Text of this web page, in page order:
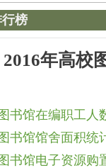
榜
2016年高校
书馆在编职工人
书馆馆舍面积统
书馆电子资源购